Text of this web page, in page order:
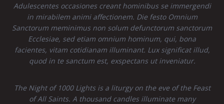
Adulescentes occasiones creant hominibus se immergendi
in mirabilem animi affectionem. Die festo Omnium
Sanctorum meminimus non solum defunctorum sanctorum
Ecclesiae, sed etiam omnium hominum, qui, bona
facientes, vitam cotidianam illuminant. Lux significat illud,
quod in te sanctum est, exspectans ut inveniatur.
The Night of 1000 Lights is a liturgy on the eve of the Feast
of All Saints. A thousand candles illuminate many